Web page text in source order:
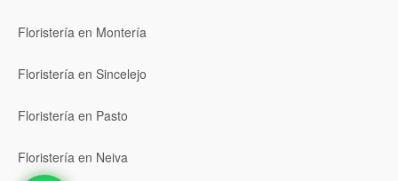
Floristería en Montería
Floristería en Sincelejo
Floristería en Pasto
Floristería en Neiva